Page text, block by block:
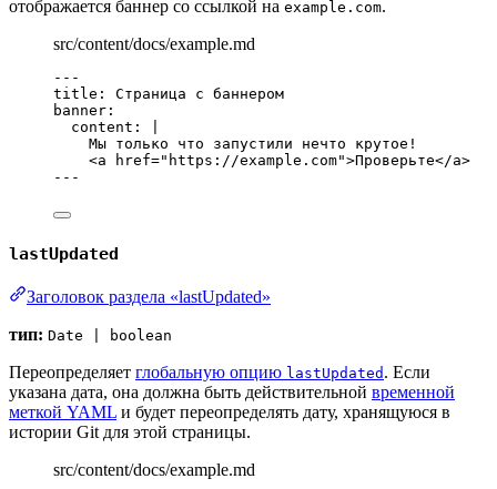
отображается баннер со ссылкой на example.com.
src/content/docs/example.md
---
title : Страница с баннером
banner :
content :
Мы только что запустили нечто крутое!
<a href="https://example.com">Проверьте</a>
---
lastUpdated
Заголовок раздела «lastUpdated»
тип: Date | boolean
Переопределяет глобальную опцию lastUpdated . Если
указана дата, она должна быть действительной временной
меткой YAML и будет переопределять дату, хранящуюся в
истории Git для этой страницы.
src/content/docs/example.md